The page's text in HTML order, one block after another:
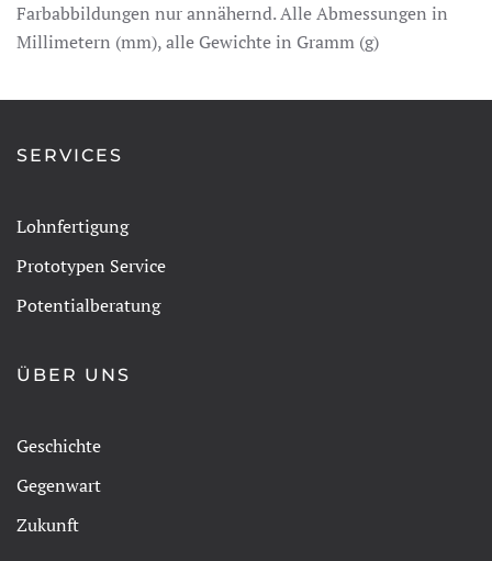
Farbabbildungen nur annähernd. Alle Abmessungen in
Millimetern (mm), alle Gewichte in Gramm (g)
SERVICES
Lohnfertigung
Prototypen Service
Potentialberatung
ÜBER UNS
Geschichte
Gegenwart
Zukunft